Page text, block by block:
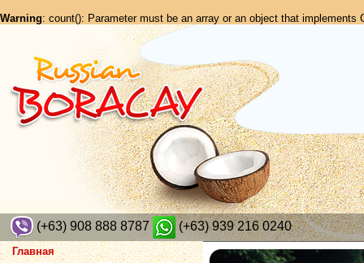
Warning: count(): Parameter must be an array or an object that implements
(+63) 908 888 8787 (+63) 939 216 0240
Главная